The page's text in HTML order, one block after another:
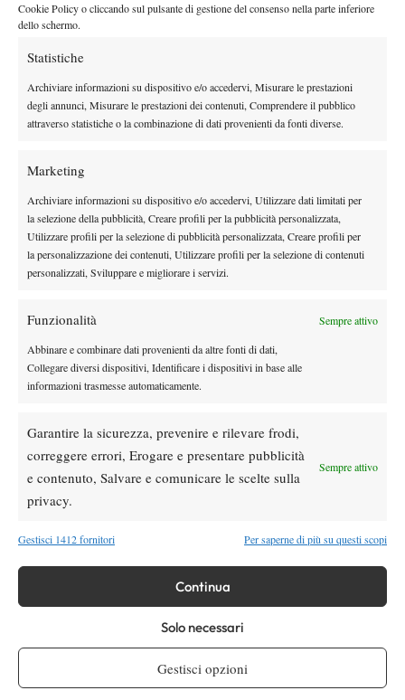
Cookie Policy o cliccando sul pulsante di gestione del consenso nella parte inferiore
dello schermo.
Statistiche
Archiviare informazioni su dispositivo e/o accedervi, Misurare le prestazioni
degli annunci, Misurare le prestazioni dei contenuti, Comprendere il pubblico
attraverso statistiche o la combinazione di dati provenienti da fonti diverse.
Marketing
Archiviare informazioni su dispositivo e/o accedervi, Utilizzare dati limitati per
la selezione della pubblicità, Creare profili per la pubblicità personalizzata,
Utilizzare profili per la selezione di pubblicità personalizzata, Creare profili per
la personalizzazione dei contenuti, Utilizzare profili per la selezione di contenuti
personalizzati, Sviluppare e migliorare i servizi.
Funzionalità Sempre attivo
Abbinare e combinare dati provenienti da altre fonti di dati,
Collegare diversi dispositivi, Identificare i dispositivi in base alle
informazioni trasmesse automaticamente.
Garantire la sicurezza, prevenire e rilevare frodi,
correggere errori, Erogare e presentare pubblicità
e contenuto, Salvare e comunicare le scelte sulla
privacy.
Sempre attivo
Gestisci 1412 fornitori Per saperne di più su questi scopi
Continua
Solo necessari
Gestisci opzioni
Facebook
Instagram
Testata giornalisticaSpazio Tennisregistrata Aut-Trib Milano n°
10268 del 15/09/2025
HOME
ENTRY LIST
WTA